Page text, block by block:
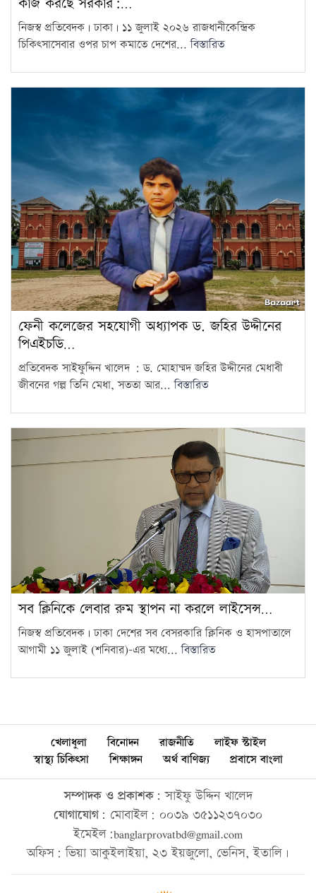
নিজস্ব প্রতিবেদক | ঢাকা | ১১ জুলাই ২০২৬ রাজধানীকেন্দ্রিক
চিকিৎসাসেবার ওপর চাপ কমাতে দেশের...বিস্তারিত
ফেনী কলেজের সহযোগী অধ্যাপক ড. জহির উদ্দীনের
পিএইচডি…
প্রতিবেদক সাইফুদ্দিন খালেদ : ড. মোহাম্মদ জহির উদ্দীনের মেধাবী
জীবনের গল্প তিনি মেধা, সততা আর...বিস্তারিত
সব ক্লিনিকে লেবার রুম স্থাপন না করলে লাইসেন্স…
নিজস্ব প্রতিবেদক | ঢাকা দেশের সব বেসরকারি ক্লিনিক ও হাসপাতালে
আগামী ১১ জুলাই (শনিবার)-এর মধ্যে...বিস্তারিত
খেলাধুলা বিনোদন রাজনীতি
লাইফ স্টাইল
স্বাস্থ্য চিকিৎসা
শিক্ষাঙ্গন অর্থ বাণিজ্য প্রবাসে বাংলা
সম্পাদক ও প্রকাশক: সাইফু উদ্দিন খালেদ
যোগাযোগ: মোবাইল: ০০৩৯ ৩৫১১২৩৭০৩০
ইমেইল:banglarprovatbd@gmail.com
অফিস: ভিয়া আকুইলাইয়া, ২৩ ইয়জুলো, ভেনিস, ইতালি।